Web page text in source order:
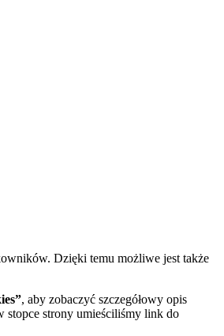
Dzięki temu możliwe jest także
, aby zobaczyć szczegółowy opis
stopce strony umieściliśmy link do